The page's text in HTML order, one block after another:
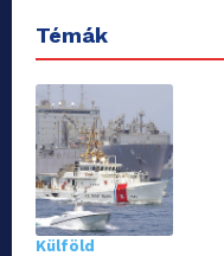
Témák
Külföld